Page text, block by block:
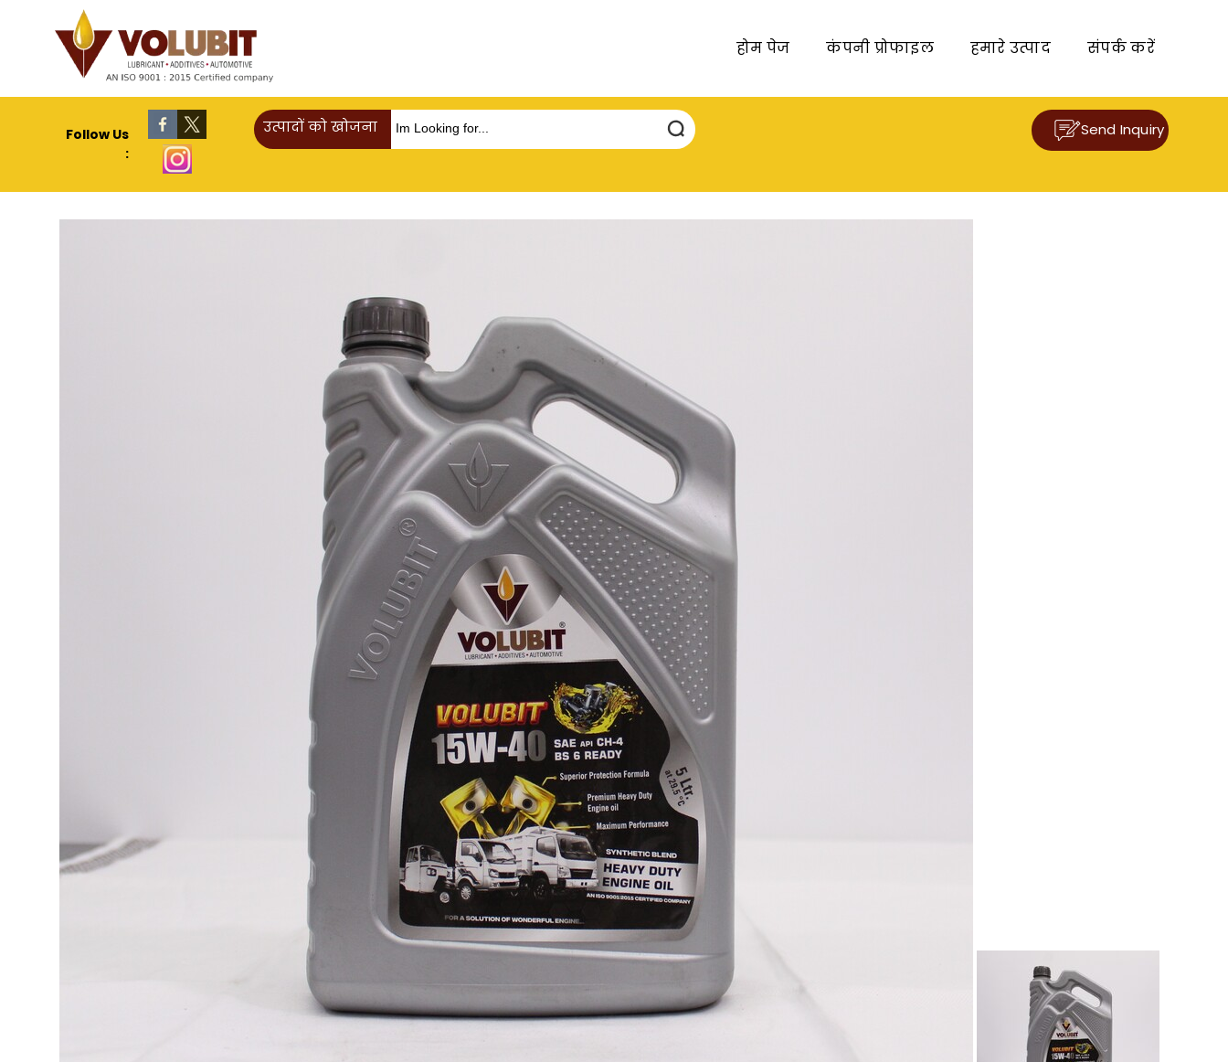
होम पेज कंपनी प्रोफाइल हमारे उत्पाद संपर्क करें
Follow Us
:
उत्पादों को खोजना Send Inquiry